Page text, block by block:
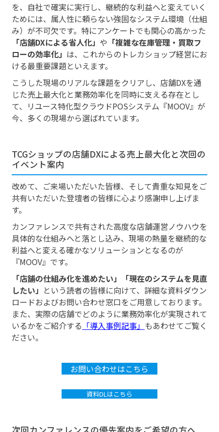
を、自社で確実に実行し、継続的な利益へと変えていく
ためには、属人性に頼らない強固なシステム環境（仕組
み）が不可欠です。特にアンケートでも関心の高かった
「店舗DXによる省人化」 や 「複雑な在庫管理・買取フ
ローの効率化」 は、これからのトレカショップ経営にお
ける最重要課題といえます。
こうした現場のリアルな課題をクリアし、店舗DXを通
じた売上最大化と業務効率化を同時に支える存在とし
て、リユース特化型クラウドPOSシステム『MOOV』が
今、多くの現場から選ばれています。
TCGショップの店舗DXによる売上最大化と次回の
イベント案内
改めて、ご来場いただいた皆様、そして貴重な知見をご
共有いただいた登壇者の皆様に心より感謝申し上げま
す。
カンファレンスで共有された高度な店舗運営ノウハウを
具体的な仕組みへと落とし込み、現場の熱量を継続的な
利益へと変える確かなソリューションとなるのが
『MOOV』です。
「店舗の仕組み化を進めたい」「現在のシステムを見直
したい」 という読者の皆様に向けて、詳細な資料ダウン
ロードおよびお問い合わせ窓口をご用意しております。
また、実際の店舗でどのように業務効率化が実現されて
いるかをご紹介する 「導入事例記事」 もあわせてご覧く
ださい。
お問い合わせはこちら
資料DLはこちら